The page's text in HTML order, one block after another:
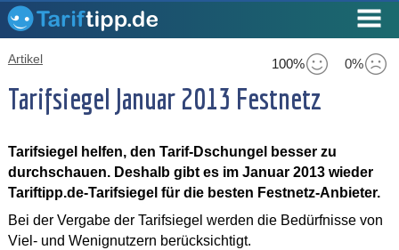
100% 0%
Artikel
Tarifsiegel Januar 2013 Festnetz
Tarifsiegel helfen, den Tarif-Dschungel besser zu
durchschauen. Deshalb gibt es im Januar 2013 wieder
Tariftipp.de-Tarifsiegel für die besten Festnetz-Anbieter.
Bei der Vergabe der Tarifsiegel werden die Bedürfnisse von
Viel- und Wenignutzern berücksichtigt.